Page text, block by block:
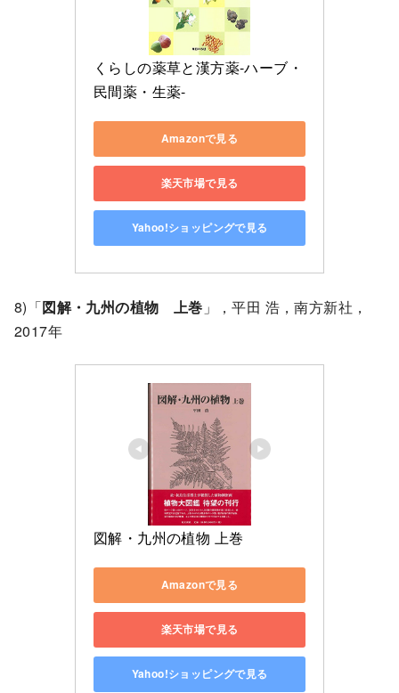
くらしの薬草と漢方薬-ハーブ・
民間薬・生薬-
Amazonで見る
楽天市場で見る
Yahoo!ショッピングで見る
8)「図解・九州の植物 上巻 」，平田 浩，南方新社，
2017年
図解・九州の植物 上巻
Amazonで見る
楽天市場で見る
Yahoo!ショッピングで見る